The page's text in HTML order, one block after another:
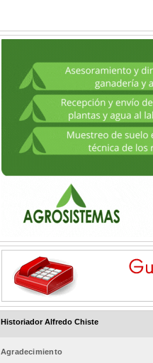
Historiador Alfredo Chiste
Agradecimiento